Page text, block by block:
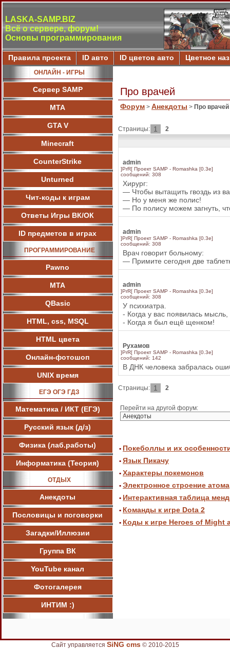
LASKA-SAMP.BIZ
Всё о сервере, форум!
Основы программирования
Правила проекта ID авто ID цветов авто Цветное
ОНЛАЙН - ИГРЫ
Сервер SAMP
МТА
GTA V
Minecraft
CounterStrike
Unturned
Чит-коды к играм
Ответы Игры ВК/ОК
ID предметов в играх
ПРОГРАММИРОВАНИЕ
Pawnо
МТА
QBasic
HTML, css, MSQL
HTML цвета
Онлайн-фотошоп
UNIX время
ЕГЭ ОГЭ ГДЗ
Математика / ИКТ (ЕГЭ)
Русский язык (д/з)
Физика (лаб.работы)
Информатика (Теория)
ОТДЫХ
Анекдоты
Пословицы и поговорки
Загадки/Иллюзии
Группа ВК
YouTube канал
Фотогалерея
ИНТИМ :)
Про врачей
Форум > Анекдоты > Про врачей
Страницы: 1 2
admin
]PrR[ Проект SAMP - Romashka [0.3e]
сообщений: 308
Хирург:
— Чтобы вытащить гвоздь из
— Но у меня же полис!
— По полису можем загнуть,
admin
]PrR[ Проект SAMP - Romashka [0.3e]
сообщений: 308
Врач говорит больному:
— Примите сегодня две
admin
]PrR[ Проект SAMP - Romashka [0.3e]
сообщений: 308
У психиатра.
- Когда у вас появилась
- Когда я был ещё щенком!
Рухамов
]PrR[ Проект SAMP - Romashka [0.3e]
сообщений: 142
В ДНК человека забралась
Страницы: 1 2
Перейти на другой форум:
• Покеболлы и их
• Язык Пикачу
• Характеры покемонов
• Электронное строение атома
• Интерактивная таблица
• Команды к игре Dota 2
• Коды к игре Heroes of Might
Сайт управляется SiNG cms© 2010-2015